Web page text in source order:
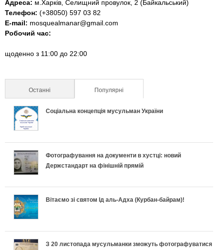
тут
Адреса: м.Харків, Селищний провулок, 2 (Байкальський)
Телефон: (+38050) 597 03 82
E-mail: mosquealmanar@gmail.com
Робочий час:
щоденно з 11:00 до 22:00
Останні Популярні
Соціальна концепція мусульман України
Фотографування на документи в хустці: новий
Держстандарт на фінішній прямій
Вітаємо зі святом Ід аль-Адха (Курбан-байрам)!
З 20 листопада мусульманки зможуть фотографуватися